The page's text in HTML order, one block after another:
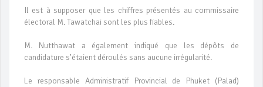
Il est à supposer que les chiffres présentés au commissaire
électoral M. Tawatchai sont les plus fiables.
M. Nutthawat a également indiqué que les dépôts de
candidature s’étaient déroulés sans aucune irrégularité.
Le responsable Administratif Provincial de Phuket (Palad)